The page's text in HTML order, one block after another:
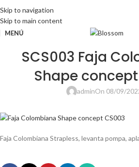
Skip to navigation
Skip to main content
MENÚ
SCS003 Faja
Shape
adminOn 08/09/
Faja Colombiana Strapless, levanta pompa,